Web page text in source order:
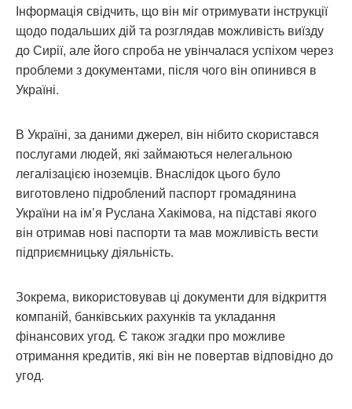
Інформація свідчить, що він міг отримувати інструкції
щодо подальших дій та розглядав можливість виїзду
до Сирії, але його спроба не увінчалася успіхом через
проблеми з документами, після чого він опинився в
Україні.
В Україні, за даними джерел, він нібито скористався
послугами людей, які займаються нелегальною
легалізацією іноземців. Внаслідок цього було
виготовлено підроблений паспорт громадянина
України на ім’я Руслана Хакімова, на підставі якого
він отримав нові паспорти та мав можливість вести
підприємницьку діяльність.
Зокрема, використовував ці документи для відкриття
компаній, банківських рахунків та укладання
фінансових угод. Є також згадки про можливе
отримання кредитів, які він не повертав відповідно до
угод.